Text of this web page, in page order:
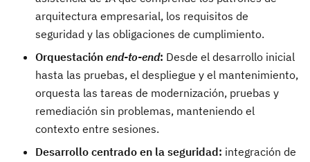
arquitectura empresarial, los requisitos de
seguridad y las obligaciones de cumplimiento.
Orquestación end-to-end: Desde el desarrollo inicial
hasta las pruebas, el despliegue y el mantenimiento,
orquesta las tareas de modernización, pruebas y
remediación sin problemas, manteniendo el
contexto entre sesiones.
Desarrollo centrado en la seguridad: integración de